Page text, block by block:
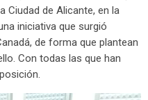
Ciudad de Alicante, en la
iniciativa que surgió
de forma que plantean
Con todas las que han